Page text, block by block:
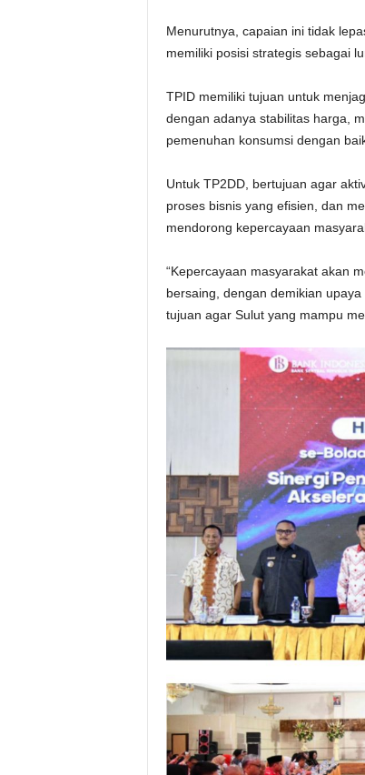
Menurutnya, capaian ini tidak
memiliki posisi strategis sebagai
TPID memiliki tujuan untuk
dengan adanya stabilitas harga,
pemenuhan konsumsi dengan
Untuk TP2DD, bertujuan agar
proses bisnis yang efisien, dan
mendorong kepercayaan
“Kepercayaan masyarakat akan
bersaing, dengan demikian
tujuan agar Sulut yang mampu